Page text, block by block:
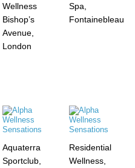
Wellness
Bishop’s
Avenue,
London
Spa,
Fontainebleau
Aquaterra
Sportclub,
Residential
Wellness,